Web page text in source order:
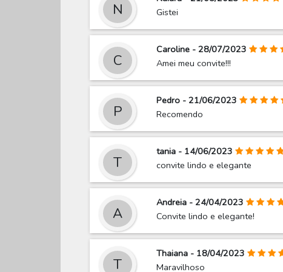
N
Gistei
C
Caroline - 28/07/2023
Amei meu convite!!!
P
Pedro - 21/06/2023
Recomendo
T
tania - 14/06/2023
convite lindo e elegante
A
Andreia - 24/04/2023
Convite lindo e elegante!
T
Thaiana - 18/04/2023
Maravilhoso